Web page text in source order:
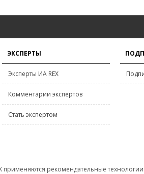
ЭКСПЕРТЫ
Эксперты ИА REX
Комментарии экспертов
Стать экспертом
рекомендательные технологии.